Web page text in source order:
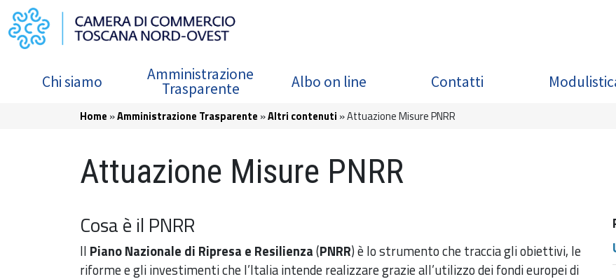
Salta al contenuto principale
Navigazione principale
Chi siamo Amministrazione
Trasparente Albo on line Contatti
Briciole di pane
Home Amministrazione Trasparente Altri contenuti Attuazione Misure PNRR
Attuazione Misure PNRR
Cosa è il PNRR
Il Piano Nazionale di Ripresa e Resilienza(PNRR) è lo strumento che traccia gli obiettivi, le
riforme e gli investimenti che l’Italia intende realizzare grazie all’utilizzo dei fondi europei di